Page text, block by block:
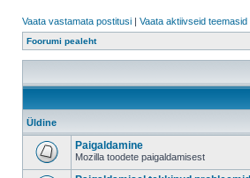
Vaata vastamata postitusi | Vaata aktiivseid teemasid
Foorumi pealeht
Üldine
Paigaldamine
Mozilla toodete paigaldamisest